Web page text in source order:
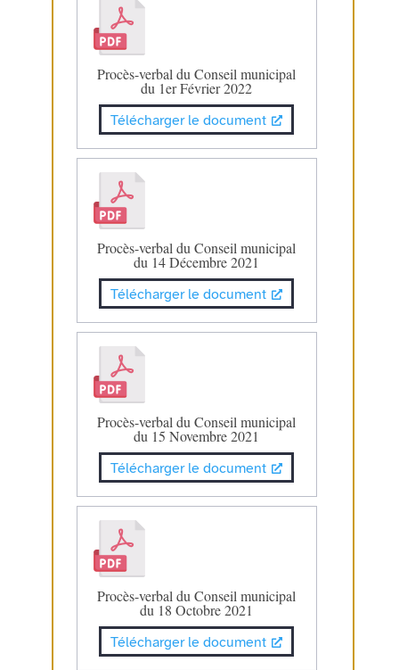
Procès-verbal du Conseil municipal
du 1er Février 2022
Télécharger le document
Procès-verbal du Conseil municipal
du 14 Décembre 2021
Télécharger le document
Procès-verbal du Conseil municipal
du 15 Novembre 2021
Télécharger le document
Procès-verbal du Conseil municipal
du 18 Octobre 2021
Télécharger le document